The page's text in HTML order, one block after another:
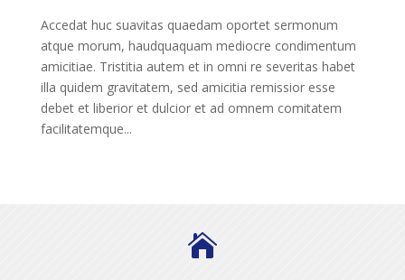
Accedat huc suavitas quaedam oportet sermonum
atque morum, haudquaquam mediocre condimentum
amicitiae. Tristitia autem et in omni re severitas habet
illa quidem gravitatem, sed amicitia remissior esse
debet et liberior et dulcior et ad omnem comitatem
facilitatemque...
